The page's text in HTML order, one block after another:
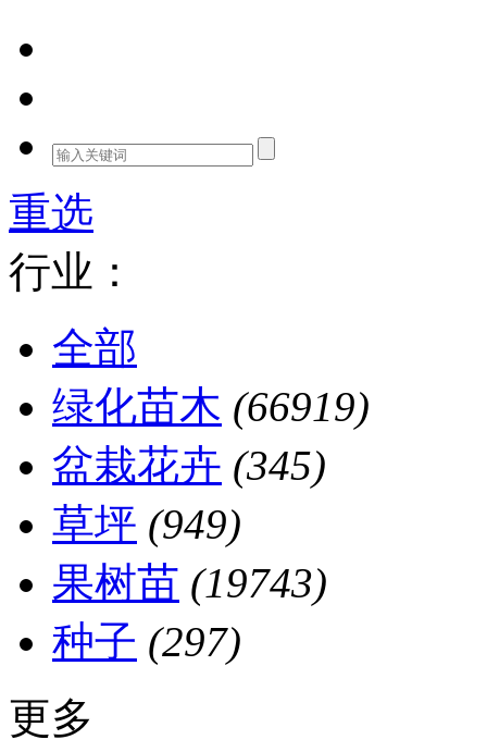
重选
行业：
全部
绿化苗木 (66919)
盆栽花卉 (345)
草坪 (949)
果树苗 (19743)
种子 (297)
更多